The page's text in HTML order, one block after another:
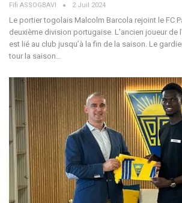
Fifi ASSOGBAVI 2 Juil 2024
Le portier togolais Malcolm Barcola rejoint le FC
deuxième division portugaise. L’ancien joueur de
est lié au club jusqu’à la fin de la saison. Le
tour la saison…